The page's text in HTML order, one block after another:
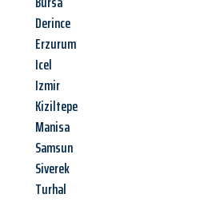
Derince
Erzurum
Icel
Izmir
Kiziltepe
Manisa
Samsun
Siverek
Turhal